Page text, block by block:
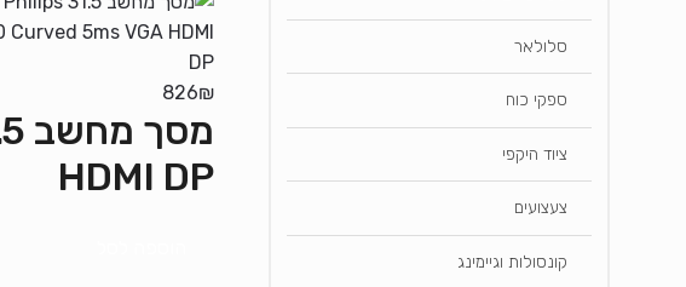
826₪
HDMI DP
סלולאר
ספקי כוח
ציוד היקפי
צעצועים
קונסולות וגיימינג